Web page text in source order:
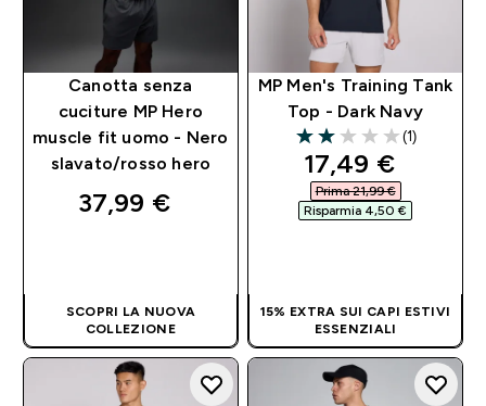
Canotta senza
cuciture MP Hero
muscle fit uomo - Nero
slavato/rosso hero
37,99 €‎
SCOPRI LA NUOVA
COLLEZIONE
MP Men's Training Tank
Top - Dark Navy
2 out of 5 stars
(1)
discounted
17,49 €‎
Prima 21,99 €‎
Risparmia 4,50 €‎
15% EXTRA SUI CAPI ESTIVI
ESSENZIALI